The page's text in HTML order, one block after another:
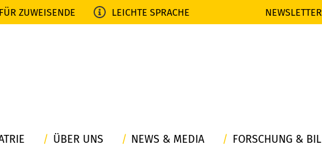
ZUWEISENDE LEICHTE SPRACHE NEWSLETTER
ÜBER UNS NEWS & MEDIA FORSCHUNG &